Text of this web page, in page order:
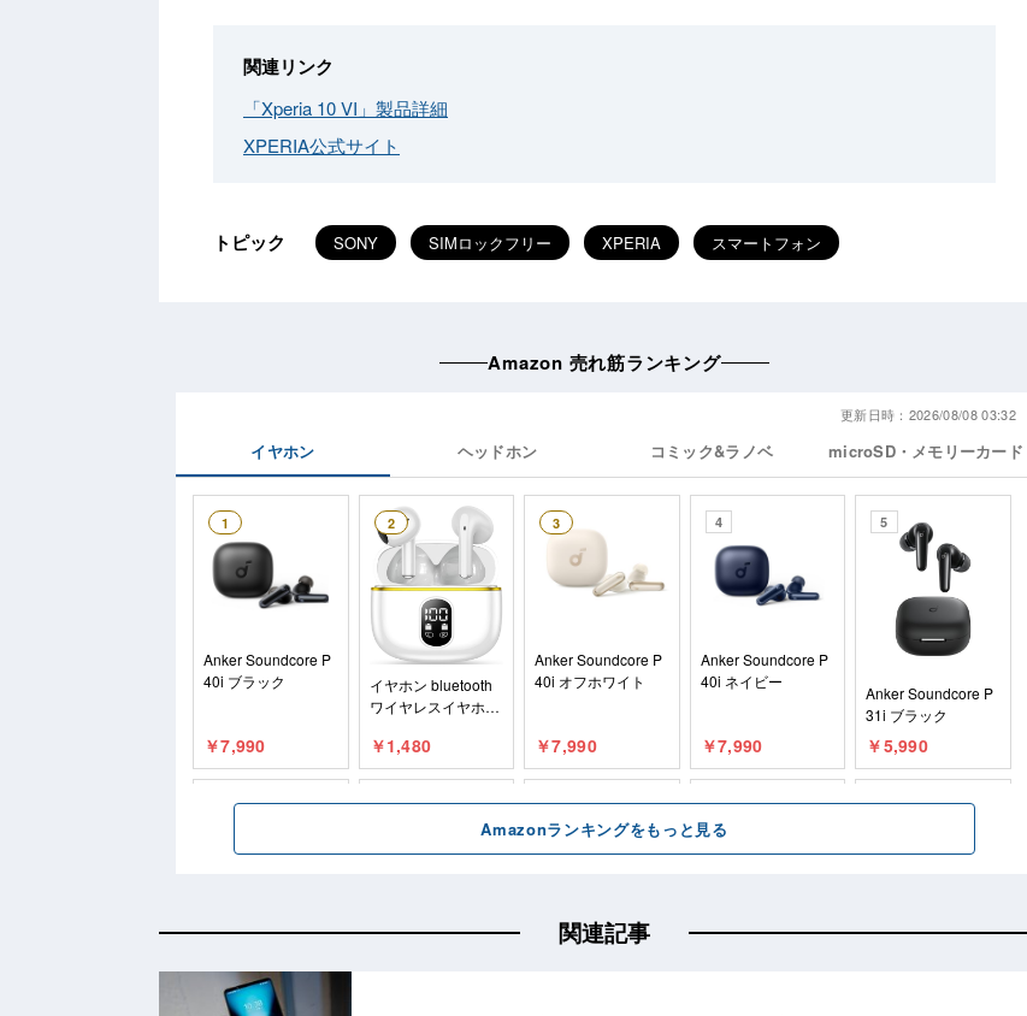
関連リンク
「Xperia 10 VI」製品詳細
XPERIA公式サイト
トピック SONY SIMロックフリー XPERIA スマートフォン
関連記事